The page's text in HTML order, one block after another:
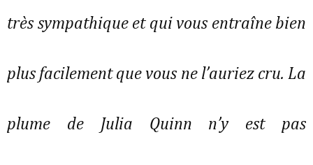
très sympathique et qui vous entraîne bien
plus facilement que vous ne l’auriez cru. La
plume de Julia Quinn n’y est pas